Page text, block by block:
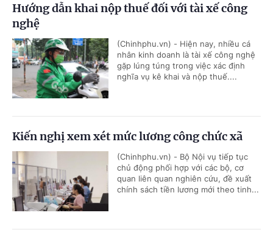
Hướng dẫn khai nộp thuế đối với tài xế công
nghệ
(Chinhphu.vn) - Hiện nay, nhiều cá
nhân kinh doanh là tài xế công nghệ
gặp lúng túng trong việc xác định
nghĩa vụ kê khai và nộp thuế....
Kiến nghị xem xét mức lương công chức xã
(Chinhphu.vn) - Bộ Nội vụ tiếp tục
chủ động phối hợp với các bộ, cơ
quan liên quan nghiên cứu, đề xuất
chính sách tiền lương mới theo tinh...